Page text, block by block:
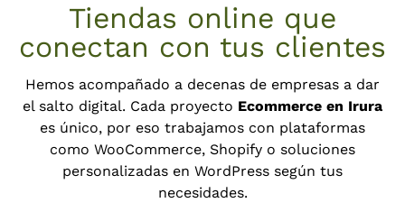
Tiendas online que
conectan con tus clientes
Hemos acompañado a decenas de empresas a dar
el salto digital. Cada proyecto Ecommerce en Irura
es único, por eso trabajamos con plataformas
como WooCommerce, Shopify o soluciones
personalizadas en WordPress según tus
necesidades.